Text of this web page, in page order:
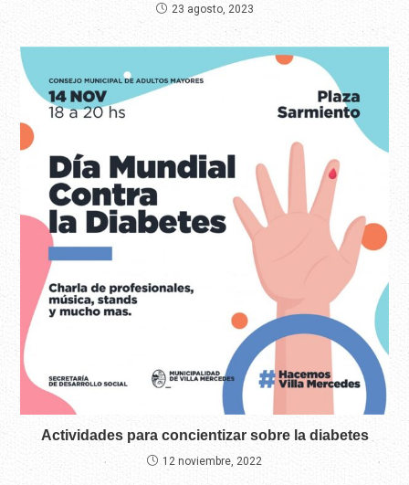
23 agosto, 2023
Actividades para concientizar sobre la diabetes
12 noviembre, 2022